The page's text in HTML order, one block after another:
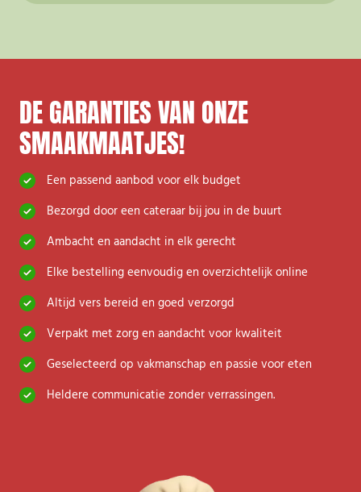
DE GARANTIES VAN ONZE
SMAAKMAATJES!
Een passend aanbod voor elk budget
Bezorgd door een cateraar bij jou in de buurt
Ambacht en aandacht in elk gerecht
Elke bestelling eenvoudig en overzichtelijk online
Altijd vers bereid en goed verzorgd
Verpakt met zorg en aandacht voor kwaliteit
Geselecteerd op vakmanschap en passie voor eten
Heldere communicatie zonder verrassingen.